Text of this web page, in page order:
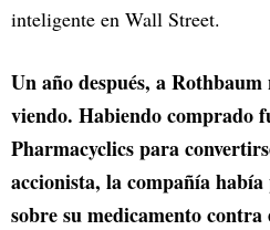
inteligente en Wall Street.
Un año después, a
viendo. Habiendo comprado
Pharmacyclics para
accionista, la compañía
sobre su medicamento contra